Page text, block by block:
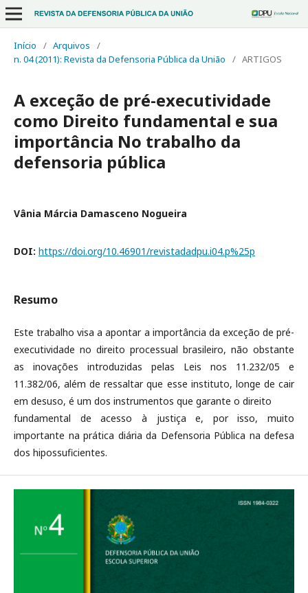
Início / Arquivos
/
n. 04 (2011): Revista da Defensoria Pública da União
/ ARTIGOS
A exceção de pré-executividade
como Direito fundamental e sua
importância No trabalho da
defensoria pública
Vânia Márcia Damasceno Nogueira
DOI: https://doi.org/10.46901/revistadadpu.i04.p%25p
Resumo
Este trabalho visa a apontar a importância da exceção de pré-
executividade no direito processual brasileiro, não obstante
as inovações introduzidas pelas Leis nos 11.232/05 e
11.382/06, além de ressaltar que esse instituto, longe de cair
em desuso, é um dos instrumentos que garante o direito
fundamental de acesso à justiça e, por isso, muito
importante na prática diária da Defensoria Pública na defesa
dos hipossuficientes.